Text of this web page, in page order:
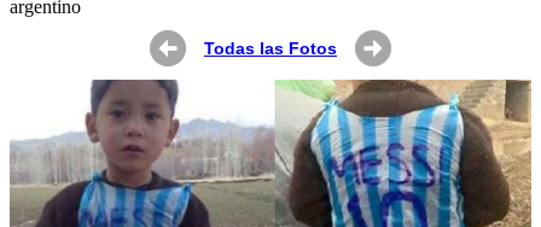
argentino
Todas las Fotos